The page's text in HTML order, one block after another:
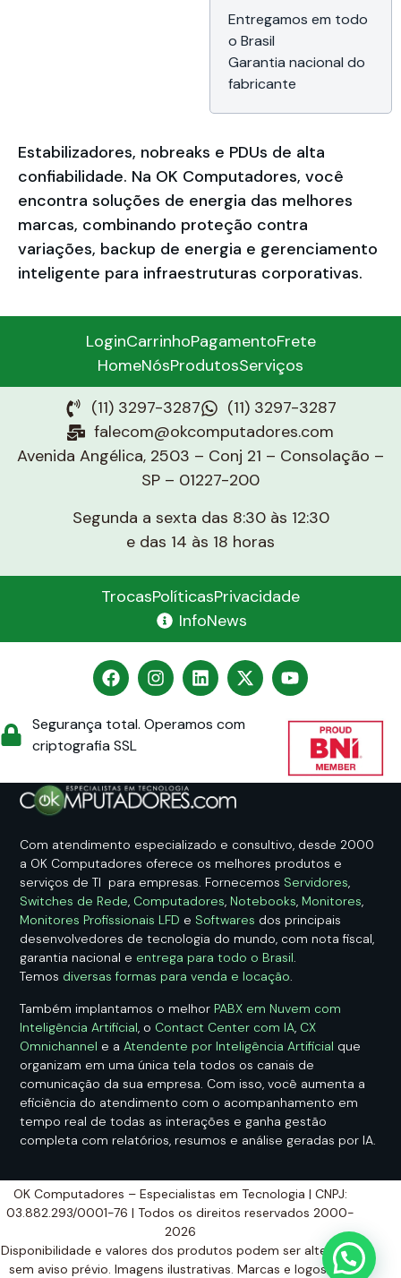
Garantia de 36
meses da
Bematech do
Brasil
Entregamos em todo
o Brasil
Garantia nacional do
fabricante
Estabilizadores, nobreaks e PDUs de alta
confiabilidade. Na OK Computadores, você
encontra soluções de energia das melhores
marcas, combinando proteção contra
variações, backup de energia e gerenciamento
inteligente para infraestruturas corporativas.
LoginCarrinhoPagamentoFrete
HomeNósProdutosServiços
(11) 3297-3287
(11) 3297-3287
falecom@okcomputadores.com
Avenida Angélica, 2503 – Conj 21 – Consolação –
SP – 01227-200
Segunda a sexta das 8:30 às 12:30
e das 14 às 18 horas
TrocasPolíticasPrivacidade
InfoNews
Segurança total. Operamos com
criptografia SSL
Com atendimento especializado e consultivo, desde 2000
a OK Computadores oferece os melhores produtos e
serviços de TI para empresas. Fornecemos Servidores,
Switches de Rede, Computadores, Notebooks, Monitores,
Monitores Profissionais LFD e Softwares dos principais
desenvolvedores de tecnologia do mundo, com nota fiscal,
garantia nacional e entrega para todo o Brasil.
Temos diversas formas para venda e locação.
Também implantamos o melhor PABX em Nuvem com
Inteligência Artificial, o Contact Center com IA, CX
Omnichannel e aAtendente por Inteligência Artificial que
organizam em uma única tela todos os canais de
comunicação da sua empresa. Com isso, você aumenta a
eficiência do atendimento com o acompanhamento em
tempo real de todas as interações e ganha gestão
completa com relatórios, resumos e análise geradas por IA.
OK Computadores – Especialistas em Tecnologia | CNPJ:
03.882.293/0001-76 | Todos os direitos reservados 2000-
2026
Disponibilidade e valores dos produtos podem ser alterados
sem aviso prévio. Imagens ilustrativas. Marcas e logos são